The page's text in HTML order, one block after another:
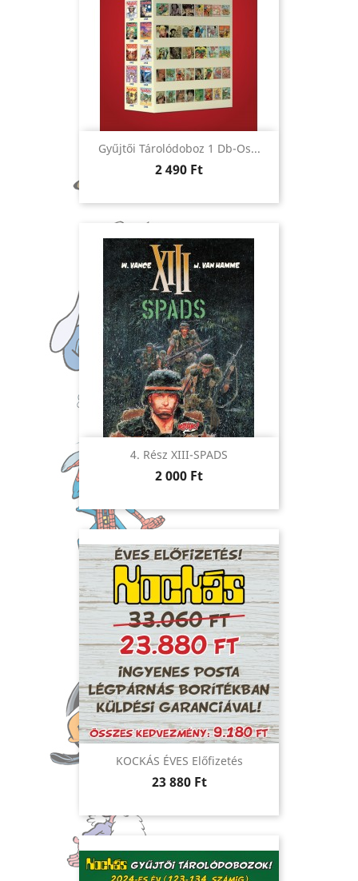
Gyűjtői Tárolódoboz 1 Db-Os...
Ár
2 490 Ft
4. Rész XIII-SPADS
Ár
2 000 Ft
KOCKÁS ÉVES Előfizetés
Ár
23 880 Ft